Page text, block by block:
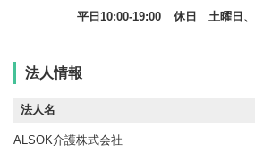
平日10:00-19:00 休日 土曜日、
法人情報
法人名
ALSOK介護株式会社